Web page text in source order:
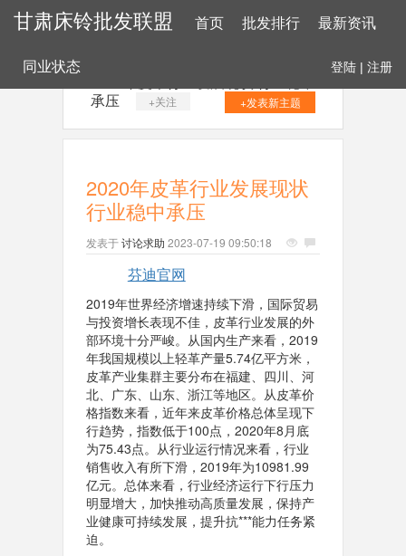
甘肃床铃批发联盟 首页 批发排行 最新资讯
同业状态 登陆 | 注册
承压
+关注 +发表新主题
2020年皮革行业发展现状
行业稳中承压
发表于讨论求助 2023-07-19 09:50:18
芬迪官网
2019年世界经济增速持续下滑，国际贸易
与投资增长表现不佳，皮革行业发展的外
部环境十分严峻。从国内生产来看，2019
年我国规模以上轻革产量5.74亿平方米，
皮革产业集群主要分布在福建、四川、河
北、广东、山东、浙江等地区。从皮革价
格指数来看，近年来皮革价格总体呈现下
行趋势，指数低于100点，2020年8月底
为75.43点。从行业运行情况来看，行业
销售收入有所下滑，2019年为10981.99
亿元。总体来看，行业经济运行下行压力
明显增大，加快推动高质量发展，保持产
业健康可持续发展，提升抗***能力任务紧
迫。